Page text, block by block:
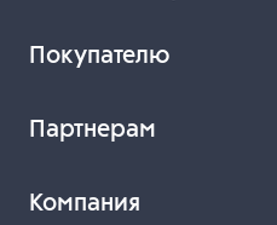
Покупателю
Партнерам
Компания